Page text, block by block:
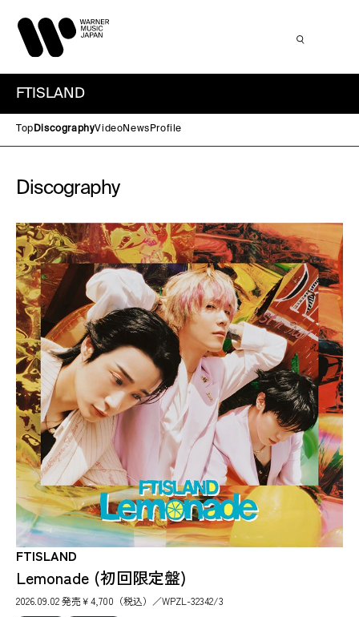
FTISLAND
Top DiscographyVideoNews Profile
Discography
FTISLAND
Lemonade (初回限定盤)
2026.09.02 発売￥4,700（税込）／WPZL-32342/3